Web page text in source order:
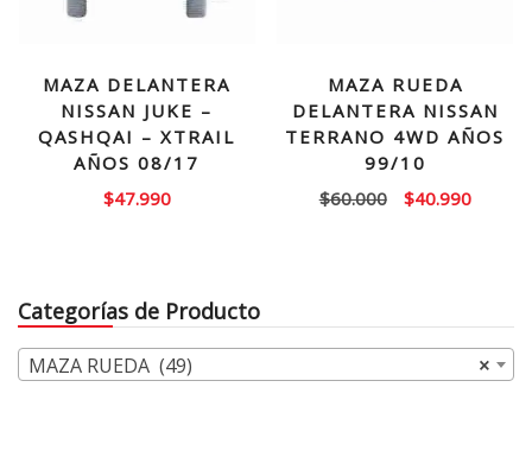
MAZA DELANTERA
NISSAN JUKE –
QASHQAI – XTRAIL
AÑOS 08/17
$47.990
MAZA RUEDA
DELANTERA NISSAN
TERRANO 4WD AÑOS
99/10
$60.000
El
$40.990El
Categorías de Producto
×
MAZA RUEDA (49)